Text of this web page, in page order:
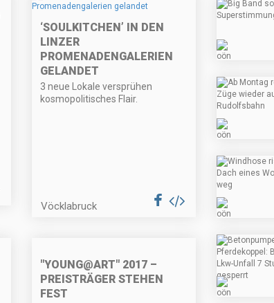
‘SOULKITCHEN’ IN DEN
LINZER
PROMENADENGALERIEN
GELANDET
3 neue Lokale versprühen
kosmopolitisches Flair.
Vöcklabruck
"YOUNG@ART" 2017 –
PREISTRÄGER STEHEN
FEST